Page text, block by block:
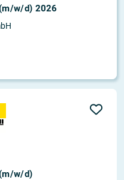
w/d) 2026
w/d)